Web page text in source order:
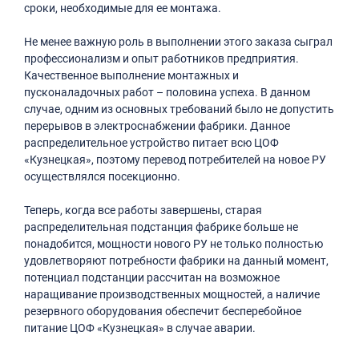
сроки, необходимые для ее монтажа.
Не менее важную роль в выполнении этого заказа сыграл
профессионализм и опыт работников предприятия.
Качественное выполнение монтажных и
пусконаладочных работ – половина успеха. В данном
случае, одним из основных требований было не допустить
перерывов в электроснабжении фабрики. Данное
распределительное устройство питает всю ЦОФ
«Кузнецкая», поэтому перевод потребителей на новое РУ
осуществлялся посекционно.
Теперь, когда все работы завершены, старая
распределительная подстанция фабрике больше не
понадобится, мощности нового РУ не только полностью
удовлетворяют потребности фабрики на данный момент,
потенциал подстанции рассчитан на возможное
наращивание производственных мощностей, а наличие
резервного оборудования обеспечит бесперебойное
питание ЦОФ «Кузнецкая» в случае аварии.